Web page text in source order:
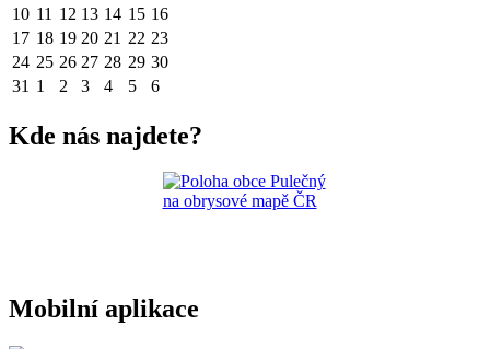
10 11 12 13 14 15 16
17 18 19 20 21 22 23
24 25 26 27 28 29 30
31 1 2 3 4 5 6
Kde nás najdete?
Mobilní aplikace